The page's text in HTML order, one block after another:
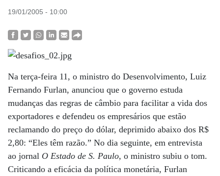
19/01/2005 - 10:00
Na terça-feira 11, o ministro do Desenvolvimento, Luiz
Fernando Furlan, anunciou que o governo estuda
mudanças das regras de câmbio para facilitar a vida dos
exportadores e defendeu os empresários que estão
reclamando do preço do dólar, deprimido abaixo dos R$
2,80: “Eles têm razão.” No dia seguinte, em entrevista
ao jornal O Estado de S. Paulo, o ministro subiu o tom.
Criticando a eficácia da política monetária, Furlan